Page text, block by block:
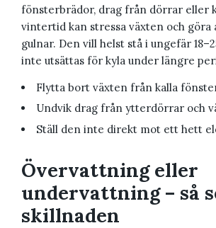
fönsterbrädor, drag från dörrar eller
vintertid kan stressa växten och göra
gulnar. Den vill helst stå i ungefär
inte utsättas för kyla under längre
Flytta bort växten från kalla
Undvik drag från ytterdörrar och
Ställ den inte direkt mot ett hett
Övervattning eller
undervattning – så
skillnaden